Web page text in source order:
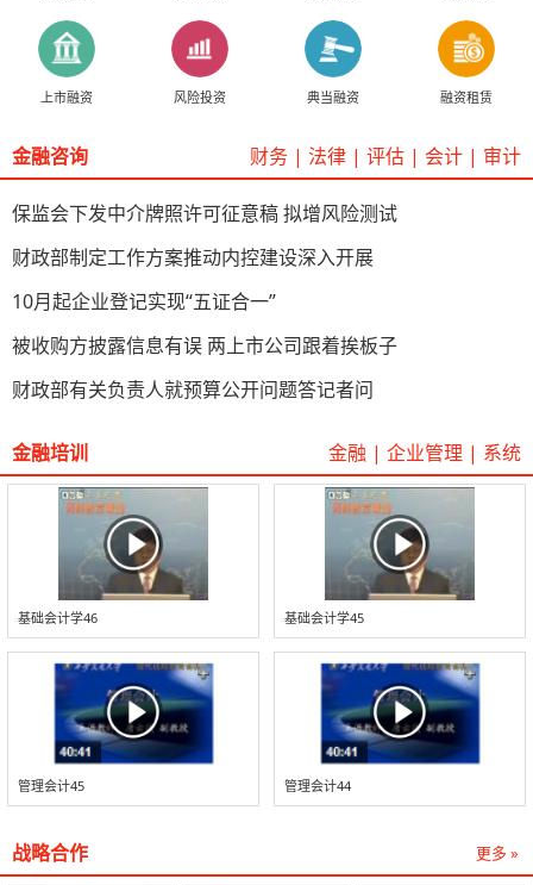
上市融资 风险投资 典当融资 融资租赁
金融咨询 财务 | 法律 | 评估 | 会计 | 审计
保监会下发中介牌照许可征意稿 拟增风险测试
财政部制定工作方案推动内控建设深入开展
10月起企业登记实现“五证合一”
被收购方披露信息有误 两上市公司跟着挨板子
财政部有关负责人就预算公开问题答记者问
金融培训 金融 | 企业管理 | 系统
基础会计学46 基础会计学45
管理会计45 管理会计44
战略合作 更多 »